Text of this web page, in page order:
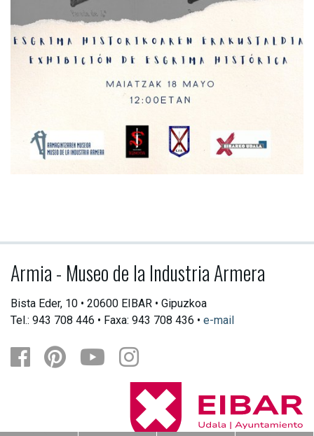
Armia - Museo de la Industria Armera
Bista Eder, 10 • 20600 EIBAR • Gipuzkoa
Tel.: 943 708 446 • Faxa: 943 708 436 • e-mail